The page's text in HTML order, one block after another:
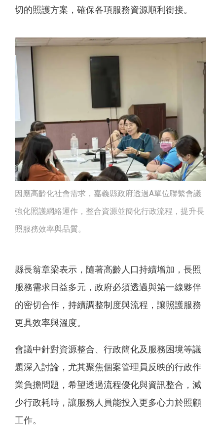
切的照護方案，確保各項服務資源順利銜接。
因應高齡化社會需求，嘉義縣政府透過A單位聯繫會議
強化照護網絡運作，整合資源並簡化行政流程，提升長
照服務效率與品質。
縣長翁章梁表示，隨著高齡人口持續增加，長照
服務需求日益多元，政府必須透過與第一線夥伴
的密切合作，持續調整制度與流程，讓照護服務
更具效率與溫度。
會議中針對資源整合、行政簡化及服務困境等議
題深入討論，尤其聚焦個案管理員反映的行政作
業負擔問題，希望透過流程優化與資訊整合，減
少行政耗時，讓服務人員能投入更多心力於照顧
工作。